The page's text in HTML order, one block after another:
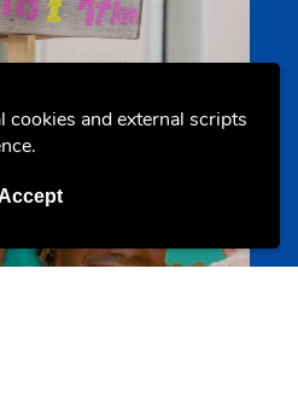
cookies and external scripts